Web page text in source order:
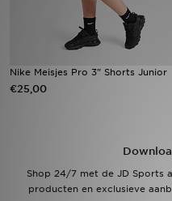
Nike Meisjes Pro 3" Shorts Junior
€25,00
Shop 24/7 met de JD Sports
producten en exclusieve
Bestelling Traceren
Mijn JD